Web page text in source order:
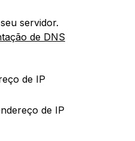
servidor.
de DNS
de IP
de IP